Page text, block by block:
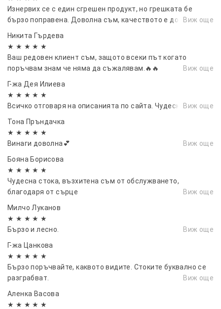
автомобили, приятели. Като коледен
подарък, празничен подарък.
Изнервих се с един сгрешен продукт, но грешката бе
бързо поправена. Доволна съм, качеството е доброВиж още
Никита Гърдева
★ ★ ★ ★ ★
Ваш редовен клиент съм, защото всеки път когато
поръчвам знам че няма да съжалявам.🔥🔥
Виж още
Г-жа Дея Илиева
★ ★ ★ ★ ★
Всичко отговаря на описанията по сайта. Чудесни сте.Виж още
Тона Пръндачка
★ ★ ★ ★ ★
Винаги доволна💕
Виж още
Бояна Борисова
★ ★ ★ ★ ★
Чудесна стока, възхитена съм от обслужването,
благодаря от сърце
Виж още
Милчо Луканов
★ ★ ★ ★ ★
Бързо и лесно.
Виж още
Г-жа Цанкова
★ ★ ★ ★ ★
Бързо поръчвайте, каквото видите. Стоките буквално се
разграбват.
Виж още
Аленка Васовa
★ ★ ★ ★ ★